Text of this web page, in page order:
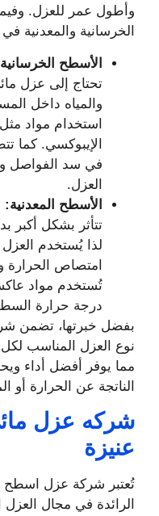
وأطول عمر للعزل.
الخرسانية والمعدنية
الأسطح
تحتاج إلى عزل
والمياه داخل
استخدام مواد مثل
الإيبوكسي. كما
في سد الفواصل
العزل.
الأسطح المعدنية:
تتأثر بشكل أكبر
لذا يُستخدم العزل
امتصاص الحرارة
تُستخدم مواد
درجة حرارة
بفضل خبرتها، تضمن
نوع العزل المناسب
مما يوفر أفضل أداء
الناتجة عن الحرارة أو
شركه عزل
عنيزة
تُعتبر شركة عزل اسطح
الرائدة في مجال